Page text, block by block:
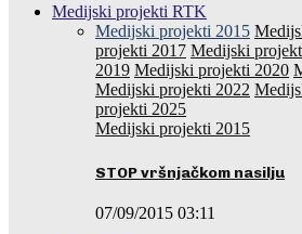
Medijski projekti RTK
Medijski projekti 2015
projekti 2017 Medijski
2019 Medijski projekti 2020
Medijski projekti 2022
projekti 2025
Medijski projekti 2015
STOP vršnjačkom nasilju
07/09/2015 03:11